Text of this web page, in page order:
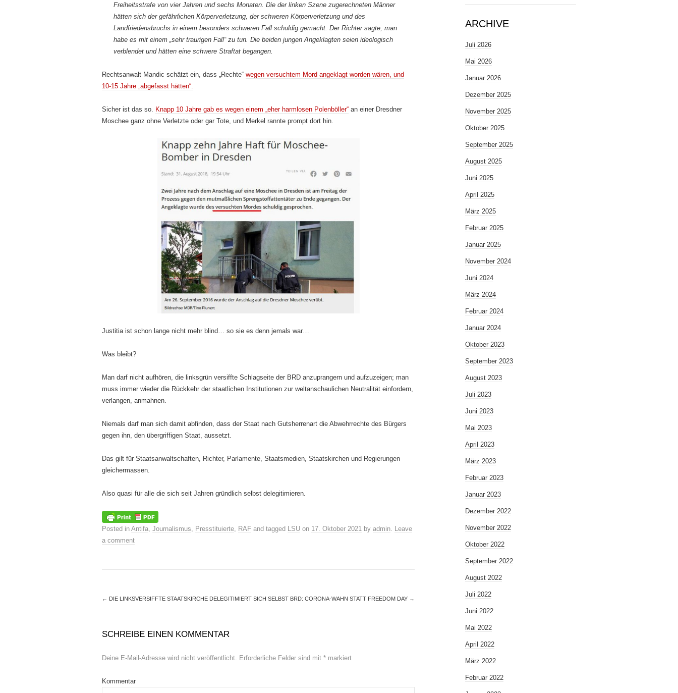
Freiheitsstrafe von vier Jahren und sechs Monaten. Die der linken Szene zugerechneten Männer
hätten sich der gefährlichen Körperverletzung, der schweren Körperverletzung und des
Landfriedensbruchs in einem besonders schweren Fall schuldig gemacht. Der Richter sagte, man
habe es mit einem „sehr traurigen Fall“ zu tun. Die beiden jungen Angeklagten seien ideologisch
verblendet und hätten eine schwere Straftat begangen.
Rechtsanwalt Mandic schätzt ein, dass „Rechte“ wegen versuchtem Mord angeklagt worden wären, und
10-15 Jahre „abgefasst hätten“.
Sicher ist das so. Knapp 10 Jahre gab es wegen einem „eher harmlosen Polenböller“ an einer Dresdner
Moschee ganz ohne Verletzte oder gar Tote, und Merkel rannte prompt dort hin.
Justitia ist schon lange nicht mehr blind… so sie es denn jemals war…
Was bleibt?
Man darf nicht aufhören, die linksgrün versiffte Schlagseite der BRD anzuprangern und aufzuzeigen; man
muss immer wieder die Rückkehr der staatlichen Institutionen zur weltanschaulichen Neutralität einfordern,
verlangen, anmahnen.
Niemals darf man sich damit abfinden, dass der Staat nach Gutsherrenart die Abwehrrechte des Bürgers
gegen ihn, den übergriffigen Staat, aussetzt.
Das gilt für Staatsanwaltschaften, Richter, Parlamente, Staatsmedien, Staatskirchen und Regierungen
gleichermassen.
Also quasi für alle die sich seit Jahren gründlich selbst delegitimieren.
Posted in Antifa, Journalismus, Presstituierte, RAF and tagged LSU on 17. Oktober 2021 by admin. Leave
a comment
← DIE LINKSVERSIFFTE STAATSKIRCHE DELEGITIMIERT SICH SELBST BRD: CORONA-WAHN STATT FREEDOM DAY →
SCHREIBE EINEN KOMMENTAR
Deine E-Mail-Adresse wird nicht veröffentlicht. Erforderliche Felder sind mit * markiert
Kommentar
ARCHIVE
Juli 2026
Mai 2026
Januar 2026
Dezember 2025
November 2025
Oktober 2025
September 2025
August 2025
Juni 2025
April 2025
März 2025
Februar 2025
Januar 2025
November 2024
Juni 2024
März 2024
Februar 2024
Januar 2024
Oktober 2023
September 2023
August 2023
Juli 2023
Juni 2023
Mai 2023
April 2023
März 2023
Februar 2023
Januar 2023
Dezember 2022
November 2022
Oktober 2022
September 2022
August 2022
Juli 2022
Juni 2022
Mai 2022
April 2022
März 2022
Februar 2022